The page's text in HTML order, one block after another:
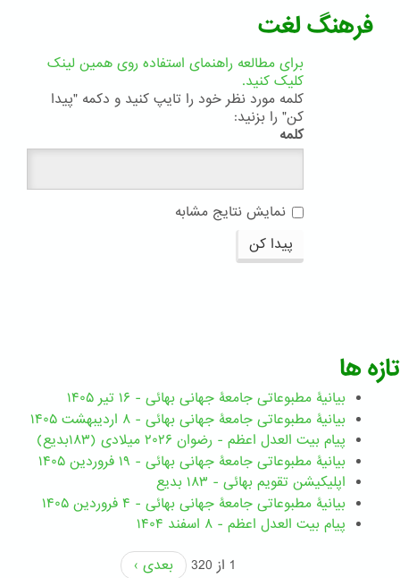
فرهنگ لغت
برای مطالعه راهنمای استفاده روی همین لینک
کلیک کنید.
کلمه مورد نظر خود را تایپ کنید و دکمه "پیدا
کن" را بزنید:
کلمه
نمایش نتایج مشابه
پیدا کن
تازه ها
بیانیۀ مطبوعاتی جامعۀ جهانی بهائی - ۱۶ تیر ۱۴۰۵
بیانیۀ مطبوعاتی جامعۀ جهانی بهائی - ۸ اردیبهشت ۱۴۰۵
پیام بیت العدل اعظم - رضوان ۲۰۲۶ میلادی (۱۸۳بدیع)
بیانیۀ مطبوعاتی جامعۀ جهانی بهائی - ۱۹ فروردین ۱۴۰۵
اپلیکیشن تقویم بهائی - ۱۸۳ بدیع
بیانیۀ مطبوعاتی جامعۀ جهانی بهائی - ۴ فروردین ۱۴۰۵
پیام بیت العدل اعظم - ۸ اسفند ۱۴۰۴
1 از 320
بعدی ›